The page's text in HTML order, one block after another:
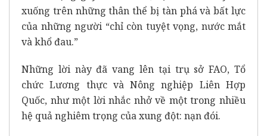
xuống trên những thân thể bị tàn phá và bất lực
của những người “chỉ còn tuyệt vọng, nước mắt
và khổ đau.”
Những lời này đã vang lên tại trụ sởFAO, Tổ
chức Lương thực và Nông nghiệp Liên Hợp
Quốc, như một lời nhắc nhở về một trong nhiều
hệ quả nghiêm trọng của xung đột: nạn đói.